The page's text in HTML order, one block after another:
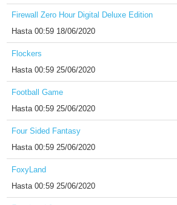
Firewall Zero Hour Digital Deluxe Edition
Hasta00:59 18/06/2020
Flockers
Hasta00:59 25/06/2020
Football Game
Hasta00:59 25/06/2020
Four Sided Fantasy
Hasta00:59 25/06/2020
FoxyLand
Hasta00:59 25/06/2020